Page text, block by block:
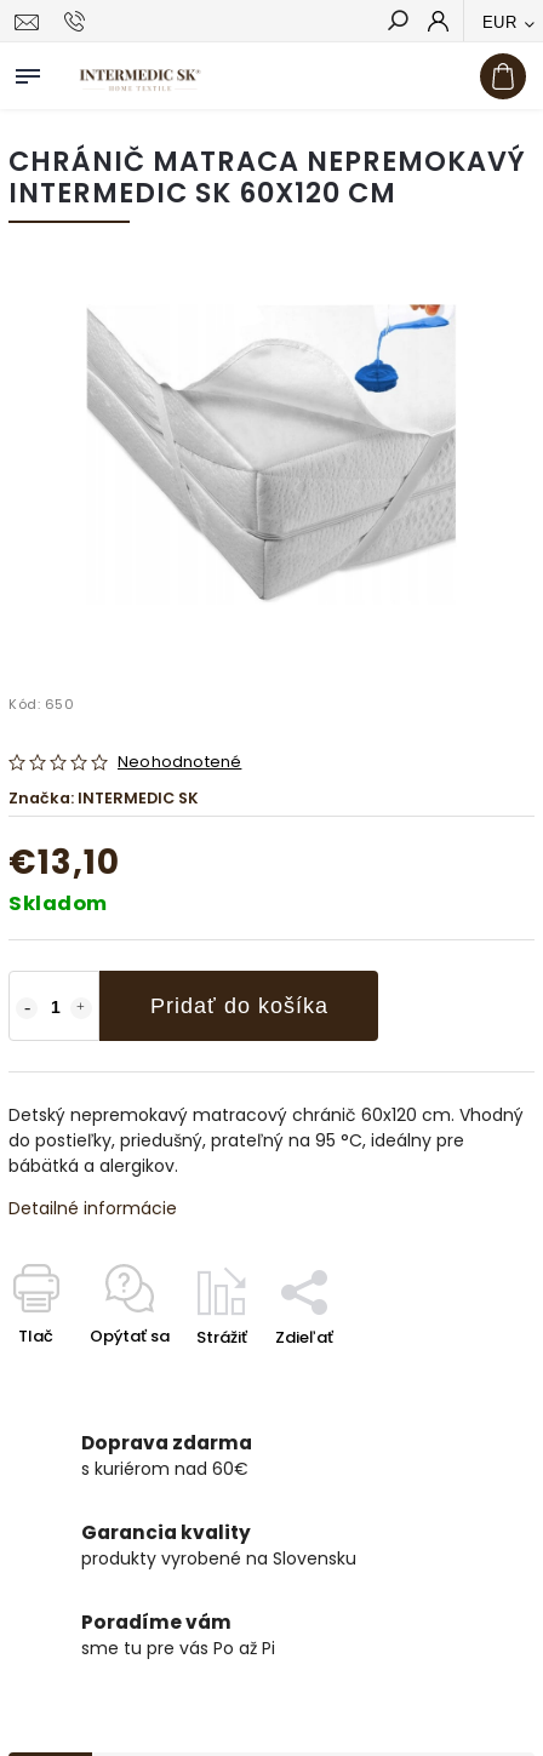
EUR
Hľadať
CHRÁNIČ MATRACA NEPREMOKAVÝ
INTERMEDIC SK 60X120 CM
Kód: 650
Neohodnotené
Značka: INTERMEDIC SK
€13,10
Skladom
Pridať do košíka
Detský nepremokavý matracový chránič 60x120 cm. Vhodný
do postieľky, priedušný, prateľný na 95 °C, ideálny pre
bábätká a alergikov.
Detailné informácie
Tlač Opýtať sa Strážiť Zdieľať
Doprava zdarma
s kuriérom nad 60€
Garancia kvality
produkty vyrobené na Slovensku
Poradíme vám
sme tu pre vás Po až Pi